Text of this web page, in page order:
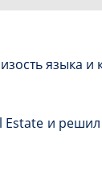
языка и
и решил